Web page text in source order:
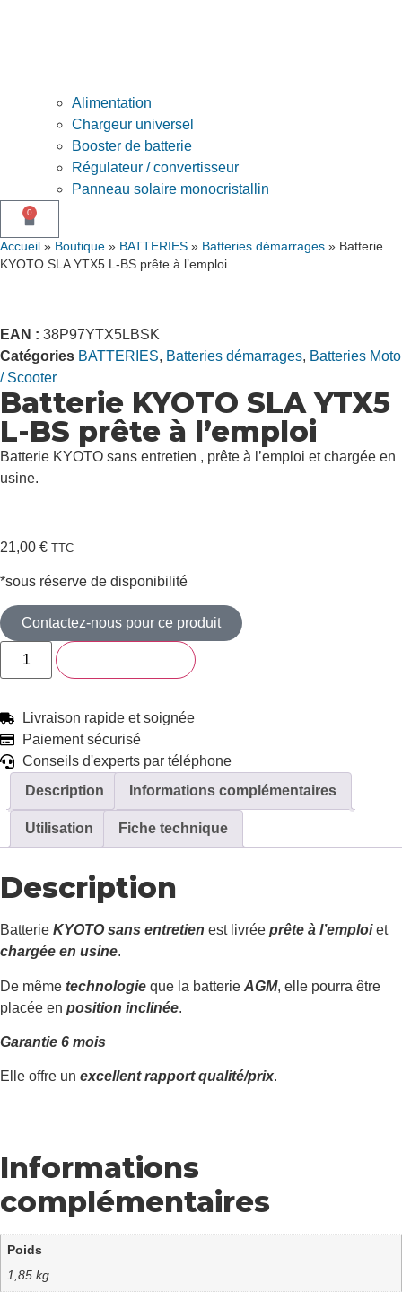
Alimentation
Chargeur universel
Booster de batterie
Régulateur / convertisseur
Panneau solaire monocristallin
0
Accueil » Boutique » BATTERIES » Batteries démarrages » Batterie
KYOTO SLA YTX5 L-BS prête à l’emploi
EAN : 38P97YTX5LBSK
Catégories BATTERIES, Batteries démarrages, Batteries Moto
/ Scooter
Batterie KYOTO SLA YTX5
L-BS prête à l’emploi
Batterie KYOTO sans entretien , prête à l’emploi et chargée en
usine.
21,00 € TTC
*sous réserve de disponibilité
Contactez-nous pour ce produit
Livraison rapide et soignée
Paiement sécurisé
Conseils d'experts par téléphone
Description
Informations complémentaires
Utilisation Fiche technique
Description
Batterie KYOTO sans entretien est livrée prête à l’emploiet
chargée en usine.
De même technologie que la batterie AGM, elle pourra être
placée en position inclinée.
Garantie 6 mois
Elle offre un excellent rapport qualité/prix.
Informations
complémentaires
Poids
1,85 kg